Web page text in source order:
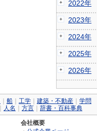
2022年
2023年
2024年
2025年
2026年
船 工学 建築・不動産
学問
人名 方言 辞書・百科事典
会社概要